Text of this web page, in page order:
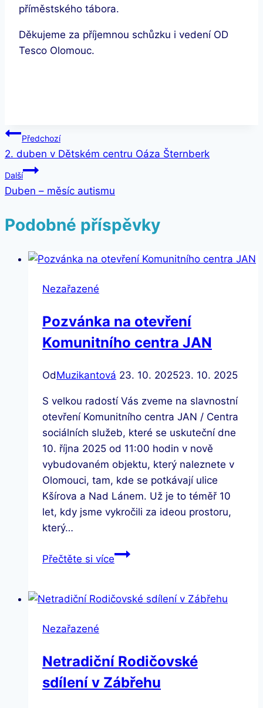
příměstského tábora.
Děkujeme za příjemnou schůzku i vedení OD
Tesco Olomouc.
Navigace
pro
příspěvek
Předchozí
2. duben v Dětském centru Oáza Šternberk
Další
Duben – měsíc autismu
Podobné příspěvky
Nezařazené
Pozvánka na otevření
Komunitního centra JAN
OdMuzikantová 23. 10. 202523. 10. 2025
S velkou radostí Vás zveme na slavnostní
otevření Komunitního centra JAN / Centra
sociálních služeb, které se uskuteční dne
10. října 2025 od 11:00 hodin v nově
vybudovaném objektu, který naleznete v
Olomouci, tam, kde se potkávají ulice
Kšírova a Nad Lánem. Už je to téměř 10
let, kdy jsme vykročili za ideou prostoru,
který…
Přečtěte si vícePozvánka
Komunitního
Nezařazené
Netradiční Rodičovské
sdílení v Zábřehu